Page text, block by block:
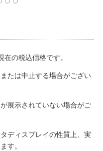
の税込価格です。
たは中止する場合がござい
展示されていない場合がご
ディスプレイの性質上、実
す。